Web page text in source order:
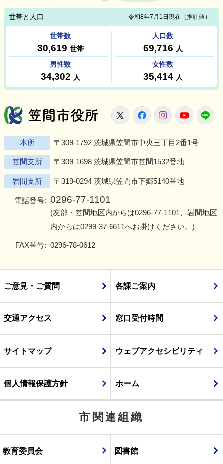
笠間市役所
X FacebookInstagram
本所 〒309-1792 茨城県笠間市中央三丁目2番1号
笠間支所 〒309-1698 茨城県笠間市笠間1532番地
岩間支所 〒319-0294 茨城県笠間市下郷5140番地
電話番号: 0296-77-1101
(友部・笠間地区内からは0296-77-1101 、岩間地区
内からは0299-37-6611へお掛けください。)
FAX番号: 0296-78-0612
ご意見・ご質問 各課ご案内
交通アクセス 窓口受付時間
サイトマップ ウェブアクセシビリティ
個人情報保護方針 ホーム
市関連組織
教育委員会 図書館